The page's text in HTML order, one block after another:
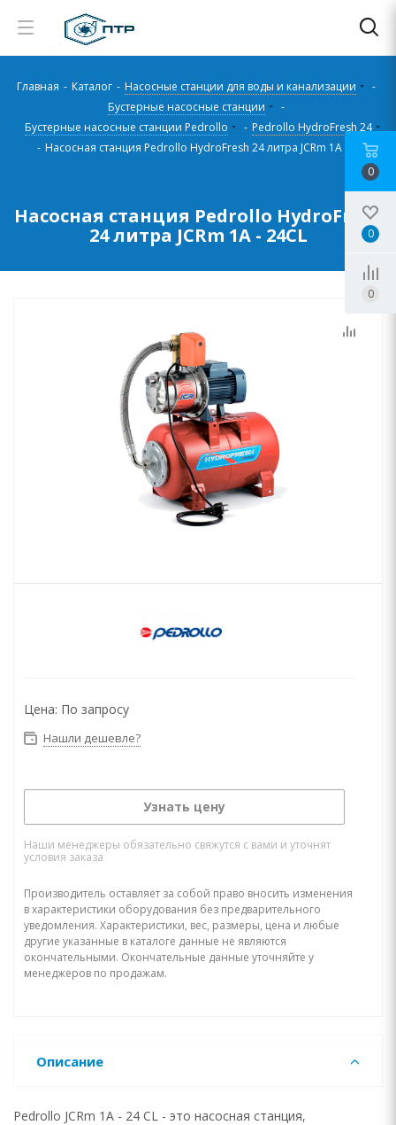
Главная - Каталог - Насосные станции для воды и канализации
-
Бустерные насосные станции
-
Бустерные насосные станции Pedrollo
- Pedrollo HydroFresh 24
- Насосная станция Pedrollo HydroFresh 24 литра JCRm 1A - 24CL
Насосная станция Pedrollo HydroFresh
24 литра JCRm 1A - 24CL
Цена: По запросу
Нашли дешевле?
Узнать цену
Наши менеджеры обязательно свяжутся с вами и уточнят
условия заказа
Производитель оставляет за собой право вносить изменения
в характеристики оборудования без предварительного
уведомления. Характеристики, вес, размеры, цена и любые
другие указанные в каталоге данные не являются
окончательными. Окончательные данные уточняйте у
менеджеров по продажам.
Описание
Pedrollo JCRm 1A - 24 CL - это насосная станция,
0
0
0